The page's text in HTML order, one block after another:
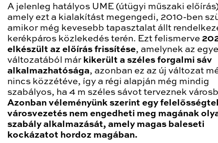
A jelenleg hatályos UME (útügyi műszaki
amely ezt a kialakítást megengedi, 2010-ben
amikor még kevesebb tapasztalat állt
kerékpáros közlekedés terén. Ezt felismerve
elkészült az előírás frissítése, amelynek az
változatából már kikerült a széles forgalmi sáv
alkalmazhatósága, azonban ez az új változat
nincs közzétéve, így a régi alapján még mindig
szabályos, ha 4 m széles sávot terveznek
Azonban véleményünk szerint egy
városvezetés nem engedheti meg magának
szabály alkalmazását, amely magas baleseti
kockázatot hordoz magában.